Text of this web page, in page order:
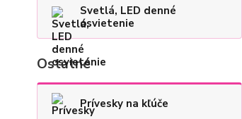
Svetlá, LED denné
osvietenie
Ostatné
Prívesky na kľúče